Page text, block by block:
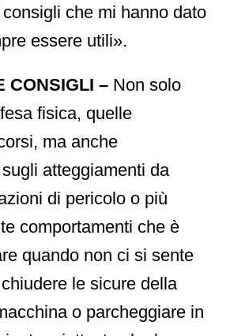
che mi hanno dato
essere utili».
CONSIGLI – Non solo
fisica, quelle
ma anche
atteggiamenti da
di pericolo o più
comportamenti che è
quando non ci si sente
le sicure della
o parcheggiare in